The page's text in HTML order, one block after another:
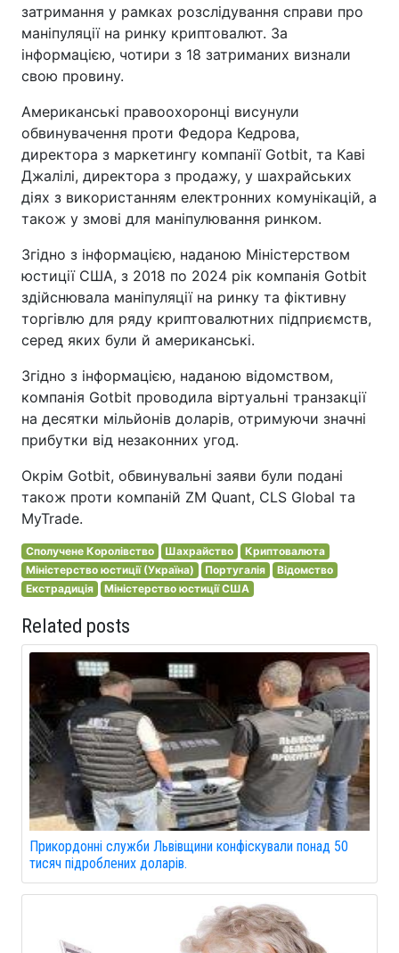
затримання у рамках розслідування справи про
маніпуляції на ринку криптовалют. За
інформацією, чотири з 18 затриманих визнали
свою провину.
Американські правоохоронці висунули
обвинувачення проти Федора Кедрова,
директора з маркетингу компанії Gotbit, та Каві
Джалілі, директора з продажу, у шахрайських
діях з використанням електронних комунікацій, а
також у змові для маніпулювання ринком.
Згідно з інформацією, наданою Міністерством
юстиції США, з 2018 по 2024 рік компанія Gotbit
здійснювала маніпуляції на ринку та фіктивну
торгівлю для ряду криптовалютних підприємств,
серед яких були й американські.
Згідно з інформацією, наданою відомством,
компанія Gotbit проводила віртуальні транзакції
на десятки мільйонів доларів, отримуючи значні
прибутки від незаконних угод.
Окрім Gotbit, обвинувальні заяви були подані
також проти компаній ZM Quant, CLS Global та
MyTrade.
Сполучене Королівство Шахрайство
Криптовалюта
Міністерство юстиції (Україна)
Португалія
Відомство
Екстрадиція
Міністерство юстиції США
Related posts
Прикордонні служби Львівщини конфіскували понад 50
тисяч підроблених доларів.